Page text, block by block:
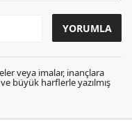
veya imalar, inançlara
büyük harflerle yazılmış